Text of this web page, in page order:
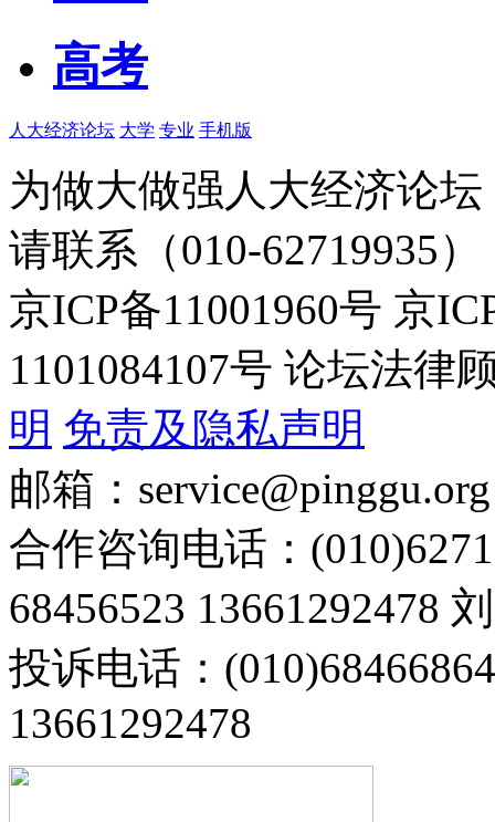
高考
人大经济论坛 大学 专业 手机版
为做大做强人大经济论
请联系（010-62719935）
京ICP备11001960号 京
1101084107号 论坛法律
明 免责及隐私声明
邮箱：service@pinggu.org
合作咨询电话：
68456523 13661292478
投诉电话：
13661292478